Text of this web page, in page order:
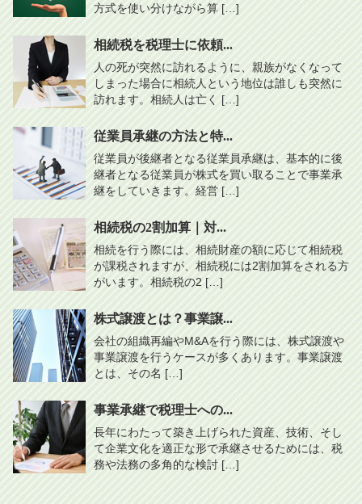
方式を使い分けながら算 […]
相続税を税理士に依頼...
人の死が突然に訪れるように、親族がなくなって
しまった場合に相続人という地位は誰しも突然に
訪れます。相続人は亡く […]
従業員承継の方法と特...
従業員が後継者となる従業員承継は、基本的に後
継者となる従業員が株式を買い取ることで事業承
継をしていきます。経営 […]
相続税の2割加算｜対...
相続を行う際には、相続財産の額に応じて相続税
が課税されますが、相続税には2割加算をされる方
がいます。相続税の2 […]
株式譲渡とは？事業譲...
会社の組織再編やM&Aを行う際には、株式譲渡や
事業譲渡を行うケースが多くあります。事業譲渡
とは、その名 […]
事業承継で税理士への...
長年にわたって築き上げられた資産、技術、そし
て企業文化を適正な形で承継させるためには、税
務や法務の多角的な検討 […]